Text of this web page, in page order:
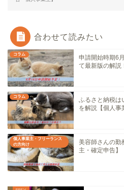
合わせて読みたい
コラム
申請開始時期6
て最新版の解説
コラム
ふるさと納税は
を解説【個人事
個人事業主・フリーランス
の方向け
美容師さんの勤
主・確定申告】